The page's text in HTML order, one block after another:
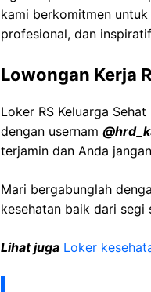
kami berkomitmen
profesional, dan
Lowongan Kerja
Loker RS Keluarga Sehat
dengan usernam @
terjamin dan Anda
Mari bergabunglah
kesehatan baik dari segi
Lihat juga Loker